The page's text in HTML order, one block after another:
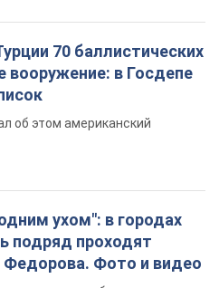
70 баллистических
вооружение: в Госдепе
об этом американский
ухом": в городах
подряд проходят
Фото и видео